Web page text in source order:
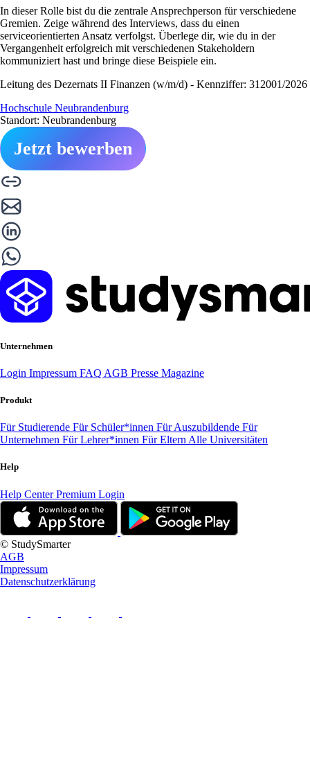
In dieser Rolle bist du die zentrale Ansprechperson für verschiedene
Gremien. Zeige während des Interviews, dass du einen
serviceorientierten Ansatz verfolgst. Überlege dir, wie du in der
Vergangenheit erfolgreich mit verschiedenen Stakeholdern
kommuniziert hast und bringe diese Beispiele ein.
Leitung des Dezernats II Finanzen (w/m/d) - Kennziffer: 312001/2026
Hochschule Neubrandenburg
Standort: Neubrandenburg
Jetzt bewerben
Unternehmen
Login Impressum FAQ AGB Presse Magazine
Produkt
Für Studierende Für Schüler*innen Für Auszubildende Für
Unternehmen Für Lehrer*innen Für Eltern Alle Universitäten
Help
Help CenterPremium Login
© StudySmarter
AGB
Impressum
Datenschutzerklärung